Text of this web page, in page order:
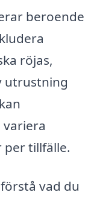
beroende
röjas,
utrustning
per tillfälle.
vad du